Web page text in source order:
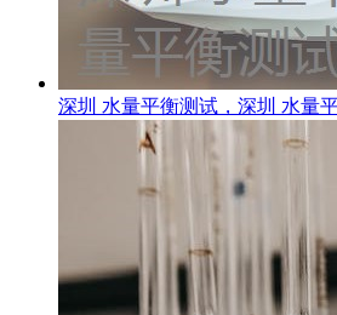
深圳 水量平衡测试，深圳 水量